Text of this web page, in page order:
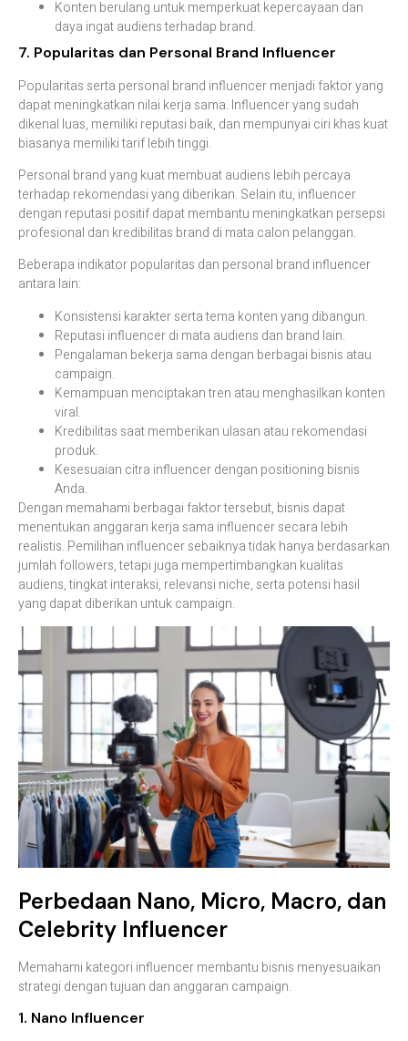
Konten berulang untuk memperkuat kepercayaan dan
daya ingat audiens terhadap brand.
7. Popularitas dan Personal Brand Influencer
Popularitas serta personal brand influencer menjadi faktor yang
dapat meningkatkan nilai kerja sama. Influencer yang sudah
dikenal luas, memiliki reputasi baik, dan mempunyai ciri khas kuat
biasanya memiliki tarif lebih tinggi.
Personal brand yang kuat membuat audiens lebih percaya
terhadap rekomendasi yang diberikan. Selain itu, influencer
dengan reputasi positif dapat membantu meningkatkan persepsi
profesional dan kredibilitas brand di mata calon pelanggan.
Beberapa indikator popularitas dan personal brand influencer
antara lain:
Konsistensi karakter serta tema konten yang dibangun.
Reputasi influencer di mata audiens dan brand lain.
Pengalaman bekerja sama dengan berbagai bisnis atau
campaign.
Kemampuan menciptakan tren atau menghasilkan konten
viral.
Kredibilitas saat memberikan ulasan atau rekomendasi
produk.
Kesesuaian citra influencer dengan positioning bisnis
Anda.
Dengan memahami berbagai faktor tersebut, bisnis dapat
menentukan anggaran kerja sama influencer secara lebih
realistis. Pemilihan influencer sebaiknya tidak hanya berdasarkan
jumlah followers, tetapi juga mempertimbangkan kualitas
audiens, tingkat interaksi, relevansi niche, serta potensi hasil
yang dapat diberikan untuk campaign.
Perbedaan Nano, Micro, Macro, dan
Celebrity Influencer
Memahami kategori influencer membantu bisnis menyesuaikan
strategi dengan tujuan dan anggaran campaign.
1. Nano Influencer